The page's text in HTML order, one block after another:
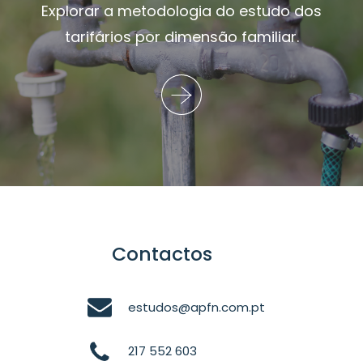
Explorar a metodologia do estudo dos
tarifários por dimensão familiar.
Contactos
estudos@apfn.com.pt
217 552 603